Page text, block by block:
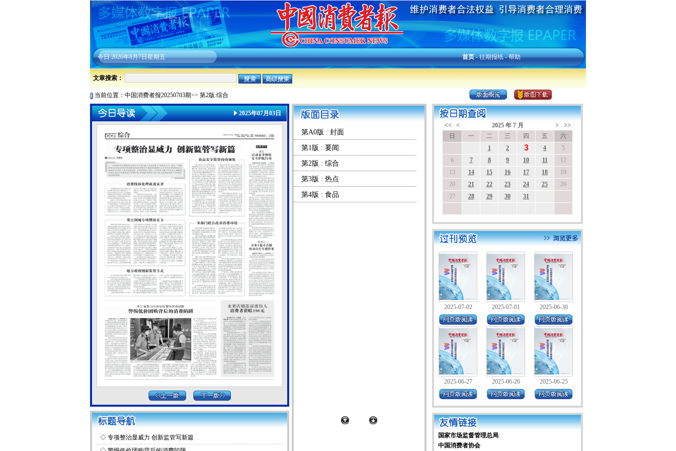
今日2026年8月7日星期五 首页-往期报纸-帮助
文章搜索：
当前位置： 中国消费者报20250703期>> 第2版:综合
2025年07月03日
◇ 专项整治显威力 创新监管写新篇
第A0版 : 封面
第1版 : 要闻
第2版 : 综合
第3版 : 热点
第4版 : 食品
2025-07-02 2025-07-01 2025-06-30
2025-06-27 2025-06-26 2025-06-25
国家市场监督管理总局
中国消费者协会